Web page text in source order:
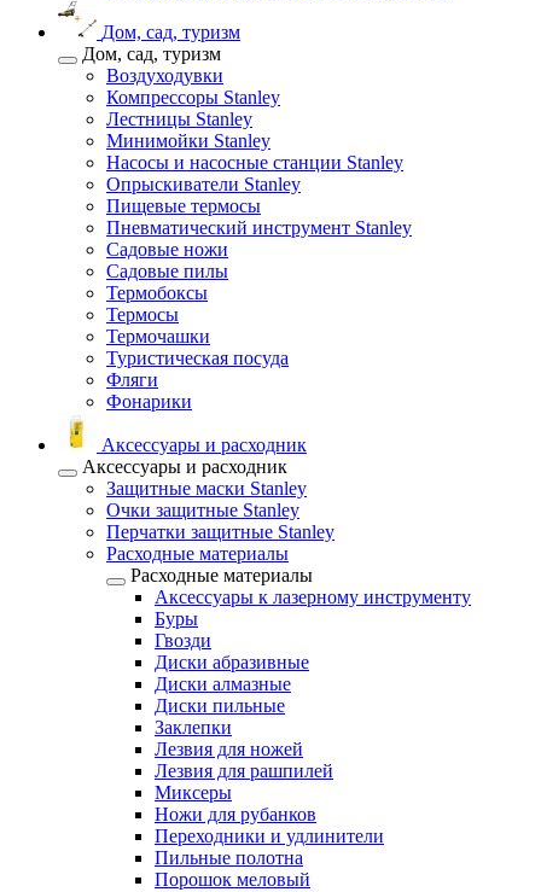
Дом, сад, туризм
Дом, сад, туризм
Воздуходувки
Компрессоры Stanley
Лестницы Stanley
Минимойки Stanley
Насосы и насосные станции Stanley
Опрыскиватели Stanley
Пищевые термосы
Пневматический инструмент Stanley
Садовые ножи
Садовые пилы
Термобоксы
Термосы
Термочашки
Туристическая посуда
Фляги
Фонарики
Аксессуары и расходник
Аксессуары и расходник
Защитные маски Stanley
Очки защитные Stanley
Перчатки защитные Stanley
Расходные материалы
Расходные материалы
Аксессуары к лазерному инструменту
Буры
Гвозди
Диски абразивные
Диски алмазные
Диски пильные
Заклепки
Лезвия для ножей
Лезвия для рашпилей
Миксеры
Ножи для рубанков
Переходники и удлинители
Пильные полотна
Порошок меловый